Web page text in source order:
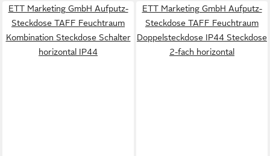
ETT Marketing GmbH Aufputz-
Steckdose TAFF Feuchtraum
Kombination Steckdose Schalter
horizontal IP44
ETT Marketing GmbH Aufputz-
Steckdose TAFF Feuchtraum
Doppelsteckdose IP44 Steckdose
2-fach horizontal